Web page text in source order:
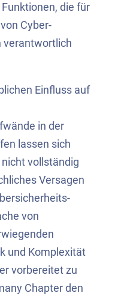
die für
Cyber-
verantwortlich
Einfluss auf
in der
lassen sich
vollständig
Versagen
von
und Komplexität
vorbereitet zu
Chapter den